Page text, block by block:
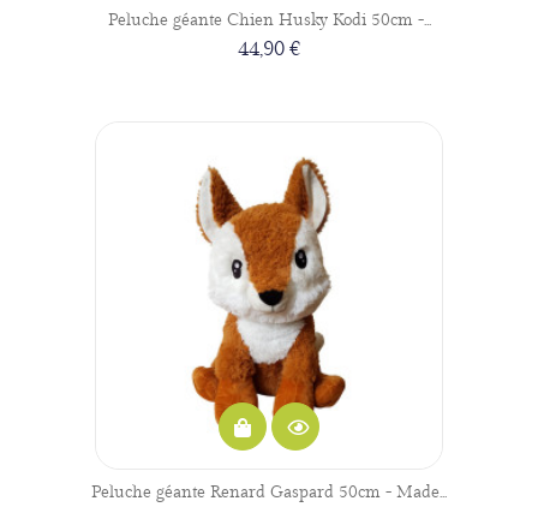
Peluche géante Chien Husky Kodi 50cm -...
44,90 €
Peluche géante Renard Gaspard 50cm - Made...